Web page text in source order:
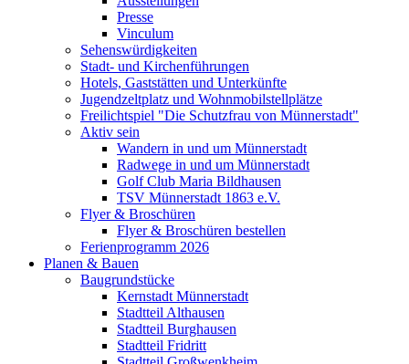
Presse
Vinculum
Sehenswürdigkeiten
Stadt- und Kirchenführungen
Hotels, Gaststätten und Unterkünfte
Jugendzeltplatz und Wohnmobilstellplätze
Freilichtspiel "Die Schutzfrau von Münnerstadt"
Aktiv sein
Wandern in und um Münnerstadt
Radwege in und um Münnerstadt
Golf Club Maria Bildhausen
TSV Münnerstadt 1863 e.V.
Flyer & Broschüren
Flyer & Broschüren bestellen
Ferienprogramm 2026
Planen & Bauen
Baugrundstücke
Kernstadt Münnerstadt
Stadtteil Althausen
Stadtteil Burghausen
Stadtteil Fridritt